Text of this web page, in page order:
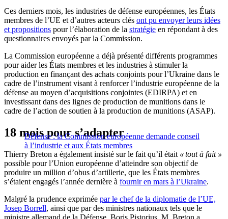
Ces derniers mois, les industries de défense européennes, les États
membres de l’UE et d’autres acteurs clés ont pu envoyer leurs idées
et propositions pour l’élaboration de la stratégie en répondant à des
questionnaires envoyés par la Commission.
La Commission européenne a déjà présenté différents programmes
pour aider les États membres et les industries à stimuler la
production en finançant des achats conjoints pour l’Ukraine dans le
cadre de l’instrument visant à renforcer l’industrie européenne de la
défense au moyen d’acquisitions conjointes (EDIRPA) et en
investissant dans des lignes de production de munitions dans le
cadre de l’action de soutien à la production de munitions (ASAP).
Défense : la Commission européenne demande conseil
à l’industrie et aux États membres
18 mois pour s’adapter
Thierry Breton a également insisté sur le fait qu’il était « tout à fait »
possible pour l’Union européenne d’atteindre son objectif de
produire un million d’obus d’artillerie, que les États membres
s’étaient engagés l’année dernière à fournir en mars à l’Ukraine.
Malgré la prudence exprimée par le chef de la diplomatie de l’UE,
Josep Borrell, ainsi que par des ministres nationaux tels que le
ministre allemand de la Défense, Boris Pistorius, M. Breton a